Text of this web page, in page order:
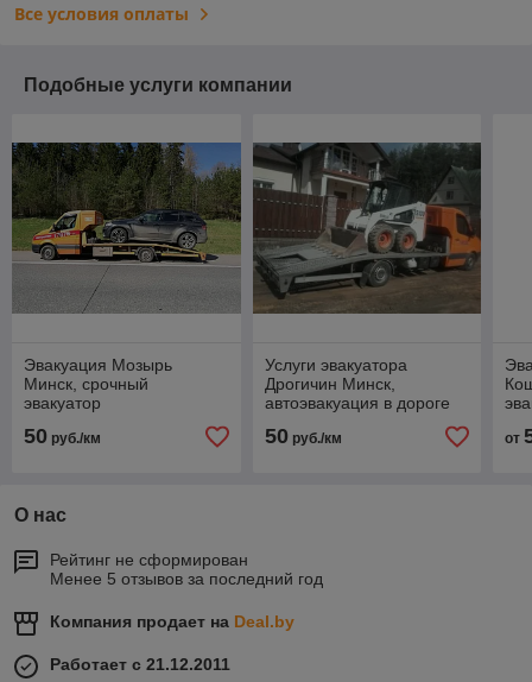
Все условия оплаты
Подобные услуги компании
Эвакуация Мозырь
Минск, срочный
эвакуатор
50 руб./км
Услуги эвакуатора
Дрогичин Минск,
автоэвакуация в дороге
50руб./км от
О нас
Рейтинг не сформирован
Менее 5 отзывов за последний год
Компания продает на Deal.by
Работает с 21.12.2011